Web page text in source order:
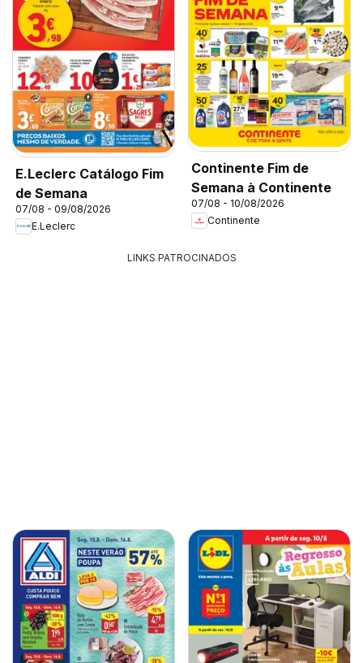
E.Leclerc Catálogo Fim
de Semana
07/08 - 09/08/2026
E.Leclerc
Continente Fim de
Semana à Continente
07/08 - 10/08/2026
Continente
LINKS PATROCINADOS